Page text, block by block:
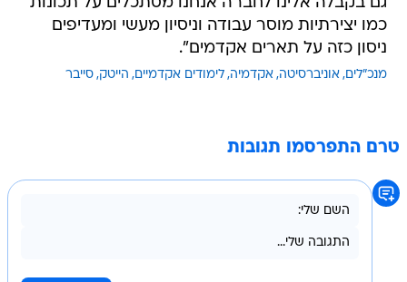
כמו יצירתיות מוסר עבודה וניסיון מעשי ומעדיפים
ניסון כזה על תארים אקדמים".
מנכ"לים אוניברסיטה אקדמיה לימודים אקדמיים הייטק סייבר
טרם התפרסמו תגובות